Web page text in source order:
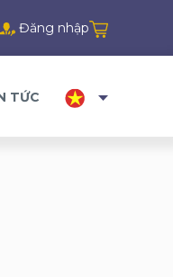
Đăng nhập
TỨC